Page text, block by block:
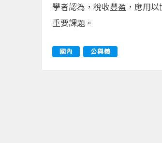
學者認為，稅收豐盈，應用
重要課題。
國內 公與義